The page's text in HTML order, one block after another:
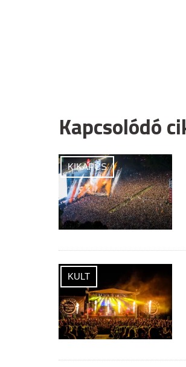
Kapcsolódó
KIKAPCS
KULT